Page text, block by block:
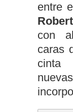
entre
con
caras
cinta